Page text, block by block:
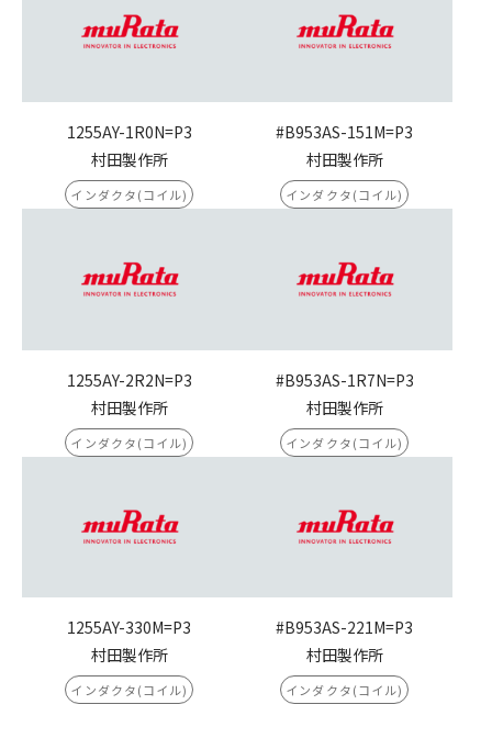
1255AY-1R0N=P3
村田製作所
インダクタ(コイル)
#B953AS-151M=P3
村田製作所
インダクタ(コイル)
1255AY-2R2N=P3
村田製作所
インダクタ(コイル)
#B953AS-1R7N=P3
村田製作所
インダクタ(コイル)
1255AY-330M=P3
村田製作所
インダクタ(コイル)
#B953AS-221M=P3
村田製作所
インダクタ(コイル)